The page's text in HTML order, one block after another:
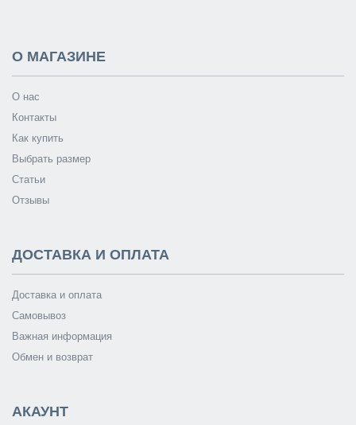
О МАГАЗИНЕ
О нас
Контакты
Как купить
Выбрать размер
Статьи
Отзывы
ДОСТАВКА И ОПЛАТА
Доставка и оплата
Самовывоз
Важная информация
Обмен и возврат
АКАУНТ